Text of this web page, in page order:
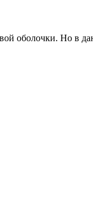
оболочки. Но в